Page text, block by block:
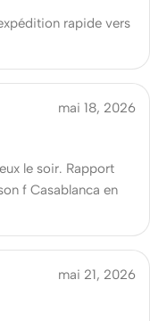
rapide vers
mai 18, 2026
le soir. Rapport
f Casablanca en
mai 21, 2026